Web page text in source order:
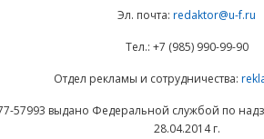
Эл. почта: redaktor@u-f.ru
Тел.: +7 (985) 990-99-90
Отдел рекламы и сотрудничества:
57993 выдано Федеральной службой по
28.04.2014 г.